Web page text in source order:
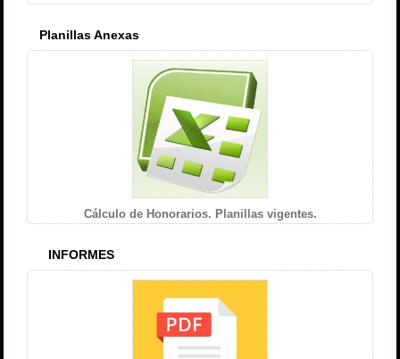
Planillas Anexas
Cálculo de Honorarios. Planillas vigentes.
INFORMES